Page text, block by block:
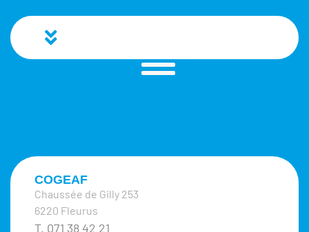
COGEAF
Chaussée de Gilly 253
6220 Fleurus
T. 071 38 42 21